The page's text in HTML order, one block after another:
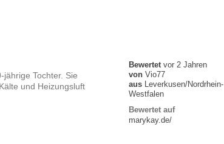
Bewertetvor 2 Jahren
von Vio77
aus Leverkusen/Nordrhein-
Westfalen
Bewertet auf
marykay.de/
Tochter. Sie
und Heizungsluft